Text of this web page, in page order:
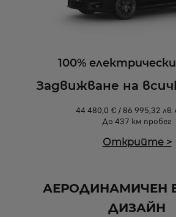
100%
Задвижване на
44 480,0 € / 86 995,32
До 437 км пробег
Открийте>
АЕРОДИНАМИЧЕН
ДИЗАЙН